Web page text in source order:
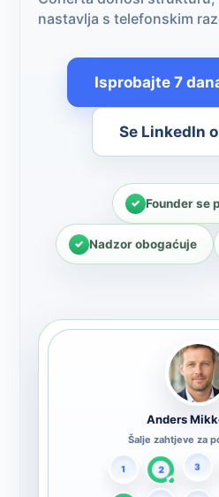
nastavlja s telefonskim
Isprobajte 7
Se LinkedIn
Founder se
Nadzor obogaćuje
Anders
Šalje zahtjeve za
1 2 3